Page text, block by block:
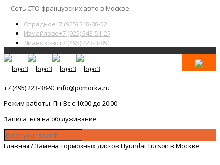
Сеть СТО французских авто в Москве:
Отрадное+7 (925) 748-88-52
Измайлово+7 (925) 543-51-27
Лианозово+7 (495) 223-3-890
+7 (495) 223-38-90info@pomorka.ru
Режим работы: Пн-Вс с 10:00 до 20:00
Записаться на обслуживание
Главная / Замена тормозных дисков Hyundai Tucson в Москве